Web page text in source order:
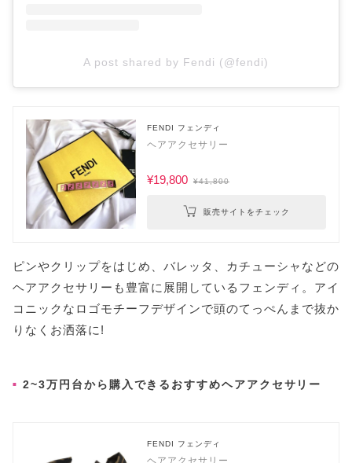
A post shared by Fendi (@fendi)
FENDI フェンディ
ヘアアクセサリー
¥19,800 ¥41,800
販売サイトをチェック
ピンやクリップをはじめ、バレッタ、カチューシャなどの
ヘアアクセサリーも豊富に展開しているフェンディ。アイ
コニックなロゴモチーフデザインで頭のてっぺんまで抜か
りなくお洒落に!
2~3万円台から購入できるおすすめヘアアクセサリー
FENDI フェンディ
ヘアアクセサリー